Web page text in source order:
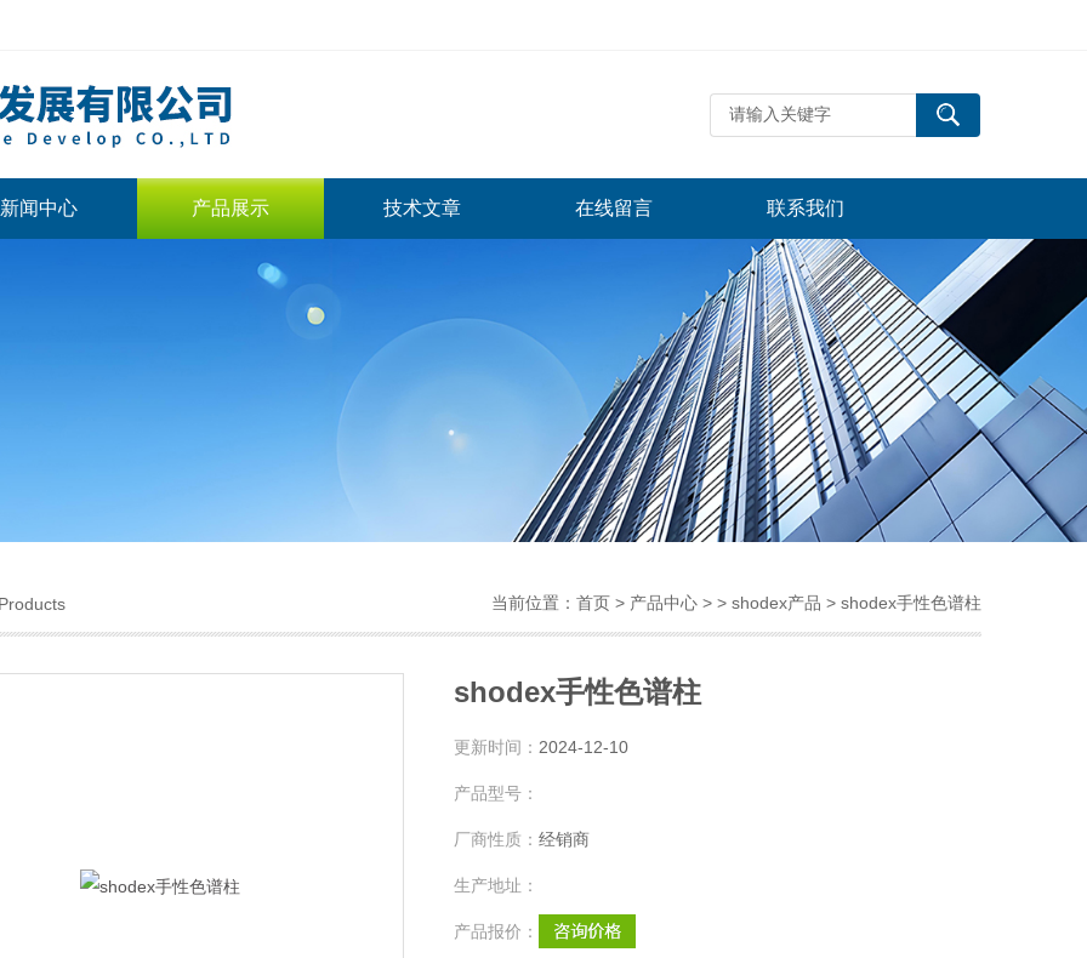
新闻中心 产品展示 技术文章 在线留言 联系我们
Products 当前位置： 首页 > 产品中心 > > shodex产品 > shodex手性色谱柱
shodex手性色谱柱
更新时间： 2024-12-10
产品型号：
厂商性质： 经销商
生产地址：
产品报价：